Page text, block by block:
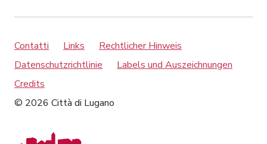
Contatti Links
Rechtlicher Hinweis
Datenschutzrichtlinie
Labels und Auszeichnungen
Credits
© 2026 Città di Lugano